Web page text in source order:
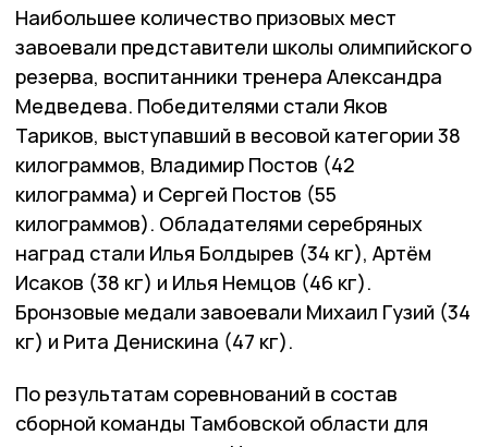
Наибольшее количество призовых мест
завоевали представители школы олимпийского
резерва, воспитанники тренера Александра
Медведева. Победителями стали Яков
Тариков, выступавший в весовой категории 38
килограммов, Владимир Постов (42
килограмма) и Сергей Постов (55
килограммов). Обладателями серебряных
наград стали Илья Болдырев (34 кг), Артём
Исаков (38 кг) и Илья Немцов (46 кг).
Бронзовые медали завоевали Михаил Гузий (34
кг) и Рита Денискина (47 кг).
По результатам соревнований в состав
сборной команды Тамбовской области для